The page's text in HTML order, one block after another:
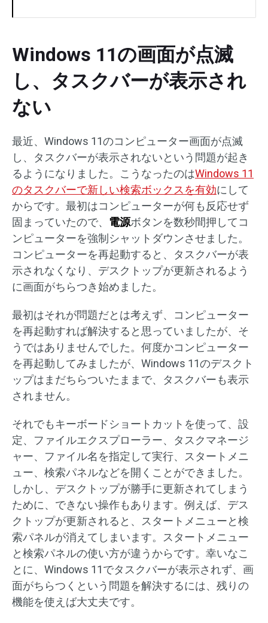
Windows 11の画面が点滅
し、タスクバーが表示され
ない
最近、Windows 11のコンピューター画面が点滅
し、タスクバーが表示されないという問題が起き
るようになりました。こうなったのはWindows 11
のタスクバーで新しい検索ボックスを有効にして
からです。最初はコンピューターが何も反応せず
固まっていたので、 電源ボタンを数秒間押してコ
ンピューターを強制シャットダウンさせました。
コンピューターを再起動すると、タスクバーが表
示されなくなり、デスクトップが更新されるよう
に画面がちらつき始めました。
最初はそれが問題だとは考えず、コンピューター
を再起動すれば解決すると思っていましたが、そ
うではありませんでした。何度かコンピューター
を再起動してみましたが、Windows 11のデスクト
ップはまだちらついたままで、タスクバーも表示
されません。
それでもキーボードショートカットを使って、設
定、ファイルエクスプローラー、タスクマネージ
ャー、ファイル名を指定して実行、スタートメニ
ュー、検索パネルなどを開くことができました。
しかし、デスクトップが勝手に更新されてしまう
ために、できない操作もあります。例えば、デス
クトップが更新されると、スタートメニューと検
索パネルが消えてしまいます。スタートメニュー
と検索パネルの使い方が違うからです。幸いなこ
とに、Windows 11でタスクバーが表示されず、画
面がちらつくという問題を解決するには、残りの
機能を使えば大丈夫です。